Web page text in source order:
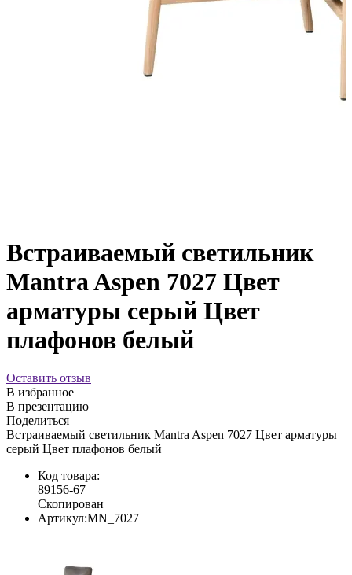
Встраиваемый светильник
Mantra Aspen 7027 Цвет
арматуры серый Цвет
плафонов белый
Оставить отзыв
В избранное
В презентацию
Поделиться
Встраиваемый светильник Mantra Aspen 7027 Цвет арматуры
серый Цвет плафонов белый
Код товара:
89156-67
Скопирован
Артикул:MN_7027